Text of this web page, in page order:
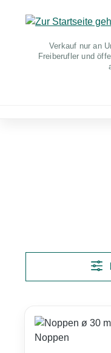
Zum Hauptinhalt
Verkauf nur an
Freiberufler und